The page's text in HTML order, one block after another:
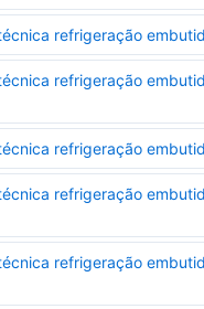
refrigeração
refrigeração
refrigeração
refrigeração
refrigeração